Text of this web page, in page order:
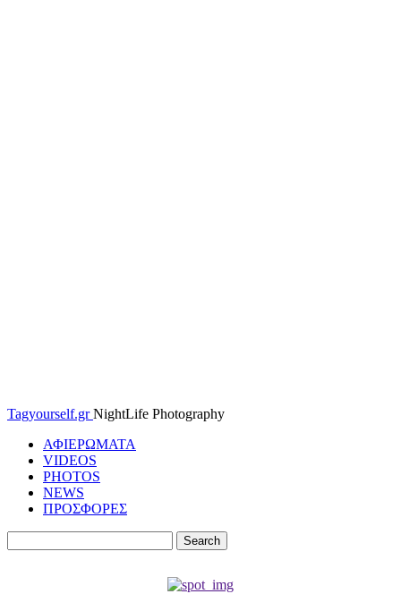
Tagyourself.gr NightLife Photography
ΑΦΙΕΡΩΜΑΤΑ
VIDEOS
PHOTOS
NEWS
ΠΡΟΣΦΟΡΕΣ